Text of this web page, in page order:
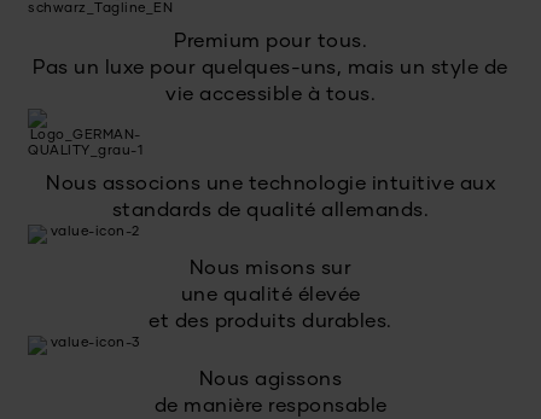
Premium pour tous.
Pas un luxe pour quelques-uns, mais un style de
vie accessible à tous.
Nous associons une technologie intuitive aux
standards de qualité allemands.
Nous misons sur
une qualité élevée
et des produits durables.
Nous agissons
de manière responsable